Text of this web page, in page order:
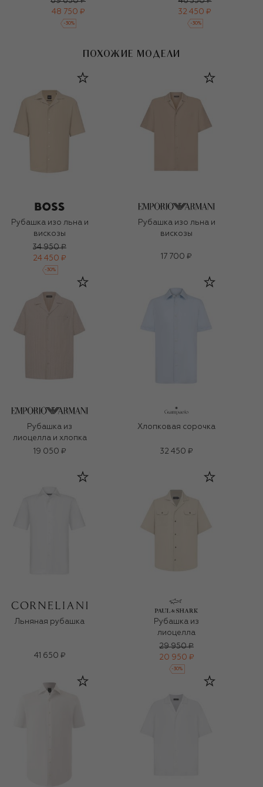
48 750 ₽
-30%
32 450 ₽
-30%
ПОХОЖИЕ МОДЕЛИ
Рубашка изо льна и
вискозы
34 950 ₽
24 450 ₽
-30%
Рубашка изо льна и
вискозы
17 700 ₽
Рубашка из
лиоцелла и хлопка
19 050 ₽
Хлопковая сорочка
32 450 ₽
Льняная рубашка
41 650 ₽
Рубашка из
лиоцелла
29 950 ₽
20 950 ₽
-30%